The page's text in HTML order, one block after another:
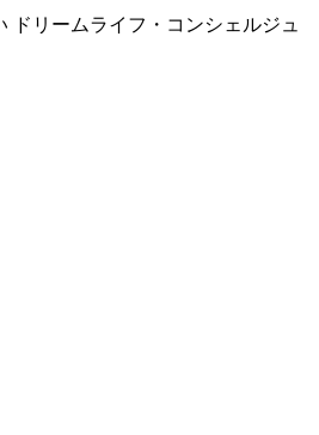
リームライフ・コンシェルジュ